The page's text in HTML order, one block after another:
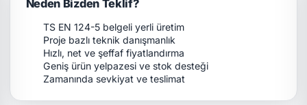
Neden Bizden Teklif?
TS EN 124-5 belgeli yerli üretim
Proje bazlı teknik danışmanlık
Hızlı, net ve şeffaf fiyatlandırma
Geniş ürün yelpazesi ve stok desteği
Zamanında sevkiyat ve teslimat